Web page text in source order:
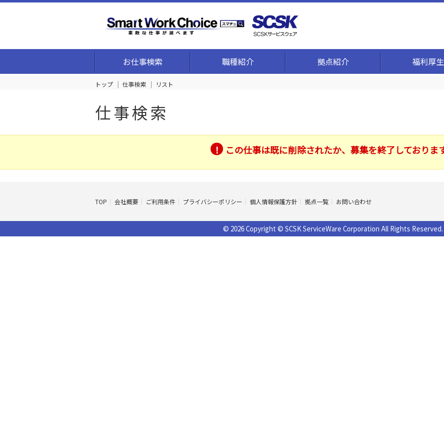
お仕事検索 職種紹介 拠点紹介 福利厚生
トップ 仕事検索 リスト
仕事検索
この仕事は既に削除されたか、募集を終了しておりま
TOP 会社概要 ご利用条件 プライバシーポリシー 個人情報保護方針 拠点一覧 お問い合わせ
© 2026 Copyright © SCSK ServiceWare Corporation All Rights Reserved.